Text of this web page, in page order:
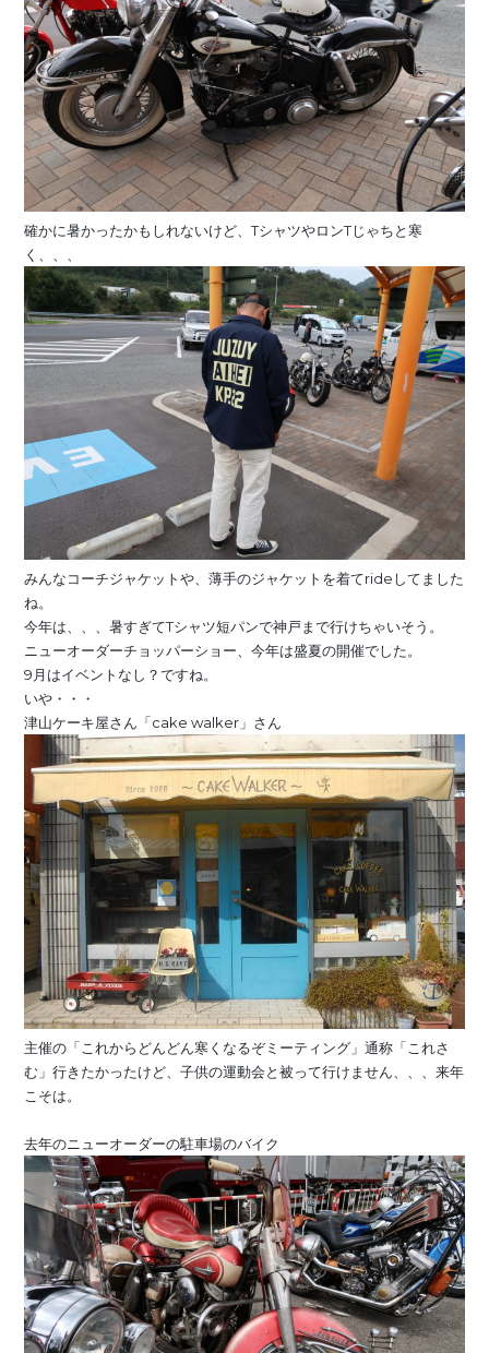
確かに暑かったかもしれないけど、TシャツやロンTじゃちと寒
く、、、
みんなコーチジャケットや、薄手のジャケットを着てrideしてました
ね。
今年は、、、暑すぎてTシャツ短パンで神戸まで行けちゃいそう。
ニューオーダーチョッパーショー、今年は盛夏の開催でした。
9月はイベントなし？ですね。
いや・・・
津山ケーキ屋さん「cake walker」さん
主催の「これからどんどん寒くなるぞミーティング」通称「これさ
む」行きたかったけど、子供の運動会と被って行けません、、、来年
こそは。
去年のニューオーダーの駐車場のバイク